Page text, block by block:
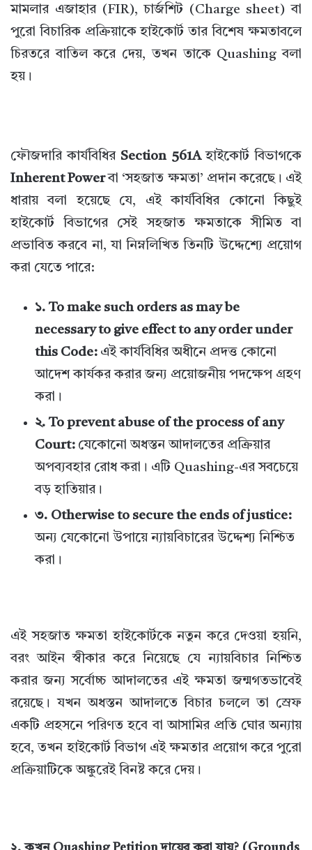
মামলার এজাহার (FIR), চার্জশিট (Charge sheet) বা
পুরো বিচারিক প্রক্রিয়াকে হাইকোর্ট তার বিশেষ ক্ষমতাবলে
চিরতরে বাতিল করে দেয়, তখন তাকে Quashing বলা
হয়।
ফৌজদারি কার্যবিধির Section 561Aহাইকোর্ট বিভাগকে
Inherent Powerবা ‘সহজাত ক্ষমতা’ প্রদান করেছে। এই
ধারায় বলা হয়েছে যে, এই কার্যবিধির কোনো কিছুই
হাইকোর্ট বিভাগের সেই সহজাত ক্ষমতাকে সীমিত বা
প্রভাবিত করবে না, যা নিম্নলিখিত তিনটি উদ্দেশ্যে প্রয়োগ
করা যেতে পারে:
১. To make such orders as may be
necessary to give effect to any order under
this Code: এই কার্যবিধির অধীনে প্রদত্ত কোনো
আদেশ কার্যকর করার জন্য প্রয়োজনীয় পদক্ষেপ গ্রহণ
করা।
২. To prevent abuse of the process of any
Court: যেকোনো অধস্তন আদালতের প্রক্রিয়ার
অপব্যবহার রোধ করা। এটি Quashing-এর সবচেয়ে
বড় হাতিয়ার।
৩. Otherwise to secure the ends of justice:
অন্য যেকোনো উপায়ে ন্যায়বিচারের উদ্দেশ্য নিশ্চিত
করা।
এই সহজাত ক্ষমতা হাইকোর্টকে নতুন করে দেওয়া হয়নি,
বরং আইন স্বীকার করে নিয়েছে যে ন্যায়বিচার নিশ্চিত
করার জন্য সর্বোচ্চ আদালতের এই ক্ষমতা জন্মগতভাবেই
রয়েছে। যখন অধস্তন আদালতে বিচার চললে তা স্রেফ
একটি প্রহসনে পরিণত হবে বা আসামির প্রতি ঘোর অন্যায়
হবে, তখন হাইকোর্ট বিভাগ এই ক্ষমতার প্রয়োগ করে পুরো
প্রক্রিয়াটিকে অঙ্কুরেই বিনষ্ট করে দেয়।